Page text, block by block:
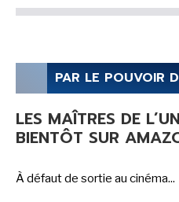
PAR LE POUVOIR
LES MAÎTRES DE
BIENTÔT SUR
À défaut de sortie au cinéma...